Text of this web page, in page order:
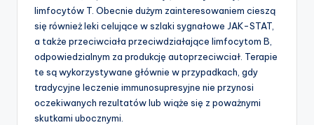
limfocytów T. Obecnie dużym zainteresowaniem cieszą
się również leki celujące w szlaki sygnałowe JAK-STAT,
a także przeciwciała przeciwdziałające limfocytom B,
odpowiedzialnym za produkcję autoprzeciwciał. Terapie
te są wykorzystywane głównie w przypadkach, gdy
tradycyjne leczenie immunosupresyjne nie przynosi
oczekiwanych rezultatów lub wiąże się z poważnymi
skutkami ubocznymi.